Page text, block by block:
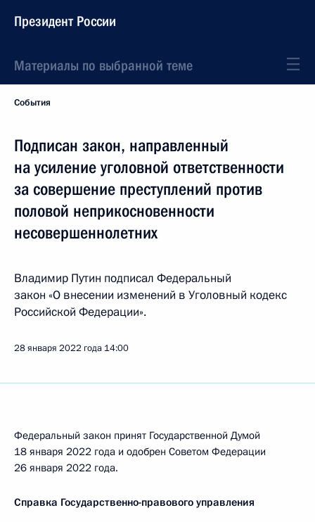
Президент России
Материалы по выбранной теме
События
Подписан закон, направленный
на усиление уголовной ответственности
за совершение преступлений против
половой неприкосновенности
несовершеннолетних
Владимир Путин подписал Федеральный
закон «О внесении изменений в Уголовный кодекс
Российской Федерации».
28 января 2022 года 14:00
Федеральный закон принят Государственной Думой
18 января 2022 года и одобрен Советом Федерации
26 января 2022 года.
Справка Государственно-правового управления